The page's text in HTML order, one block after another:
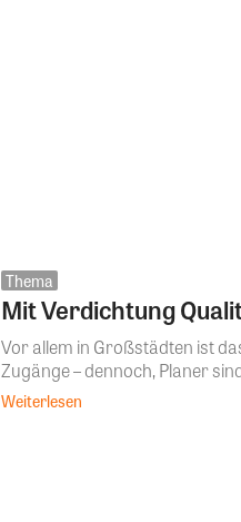
Thema
Mit Verdichtung
Vor allem in Großstädten ist
Zugänge – dennoch, Planer
Weiterlesen